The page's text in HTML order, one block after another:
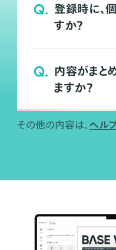
Q. 登録時に、
すか？
Q. 内容がまと
ますか？
その他の内容は、 ヘル